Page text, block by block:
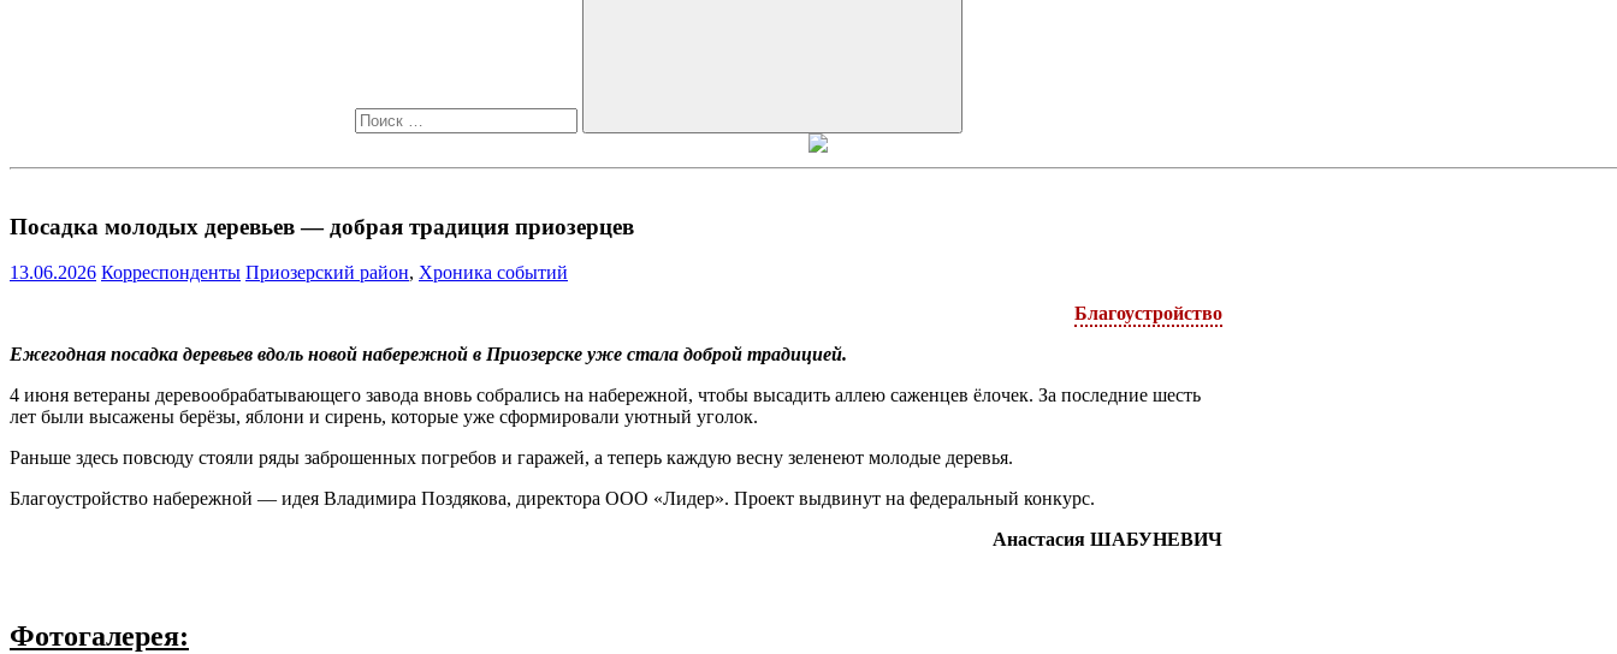
Искать
Посадка молодых деревьев — добрая традиция приозерцев
13.06.2026 Корреспонденты Приозерский район, Хроника событий
Благоустройство
Ежегодная посадка деревьев вдоль новой набережной в Приозерске уже стала доброй традицией.
4 июня ветераны деревообрабатывающего завода вновь собрались на набережной, чтобы высадить аллею саженцев ёлочек. За последние шесть
лет были высажены берёзы, яблони и сирень, которые уже сформировали уютный уголок.
Раньше здесь повсюду стояли ряды заброшенных погребов и гаражей, а теперь каждую весну зеленеют молодые деревья.
Благоустройство набережной — идея Владимира Поздякова, директора ООО «Лидер». Проект выдвинут на федеральный конкурс.
Анастасия ШАБУНЕВИЧ
Фотогалерея: